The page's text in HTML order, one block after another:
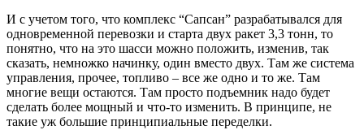
И с учетом того, что комплекс “Сапсан” разрабатывался для
одновременной перевозки и старта двух ракет 3,3 тонн, то
понятно, что на это шасси можно положить, изменив, так
сказать, немножко начинку, один вместо двух. Там же система
управления, прочее, топливо – все же одно и то же. Там
многие вещи остаются. Там просто подъемник надо будет
сделать более мощный и что-то изменить. В принципе, не
такие уж большие принципиальные переделки.